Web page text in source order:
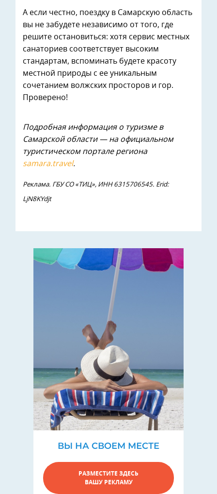
А если честно, поездку в Самарскую область
вы не забудете независимо от того, где
решите остановиться: хотя сервис местных
санаториев соответствует высоким
стандартам, вспоминать будете красоту
местной природы с ее уникальным
сочетанием волжских просторов и гор.
Проверено!
Подробная информация о туризме в
Самарской области — на официальном
туристическом портале региона
samara.travel.
Реклама. ГБУ СО «ТИЦ», ИНН 6315706545. Erid:
LjN8KYdjt
ВЫ НА СВОЕМ МЕСТЕ
РАЗМЕСТИТЕ ЗДЕСЬ
ВАШУ РЕКЛАМУ